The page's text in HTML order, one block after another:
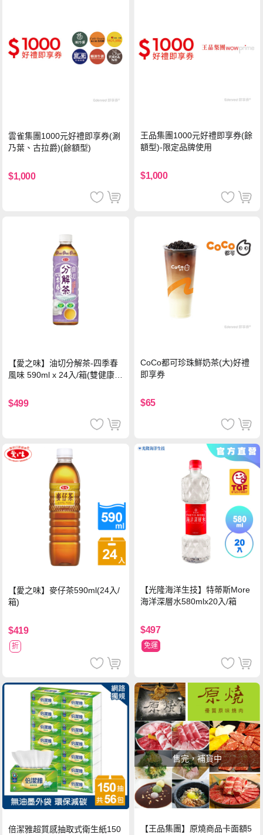
雲雀集團1000元好禮即享券(涮
乃葉、古拉爵)(餘額型)
$1,000
王品集團1000元好禮即享券(餘
額型)-限定品牌使用
$1,000
【愛之味】油切分解茶-四季春
風味 590ml x 24入/箱(雙健康認
$499
CoCo都可珍珠鮮奶茶(大)好禮
即享券
$65
【愛之味】麥仔茶590ml(24入/
箱)
$419
折
【光隆海洋生技】特蒂斯More
海洋深層水580mlx20入/箱
$497
免運
倍潔雅超質感抽取式衛生紙150
售完，補貨中
【王品集團】原燒商品卡面額5